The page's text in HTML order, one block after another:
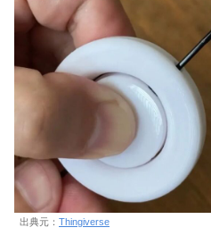
出典元： Thingiverse